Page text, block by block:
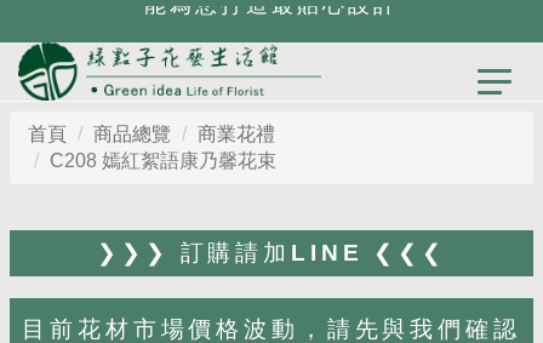
首頁 商品總覽
商業花禮
C208 嫣紅絮語康乃馨花束
❯❯❯ 訂購請加LINE ❮❮❮
目前花材市場價格波動，請先與我們確認